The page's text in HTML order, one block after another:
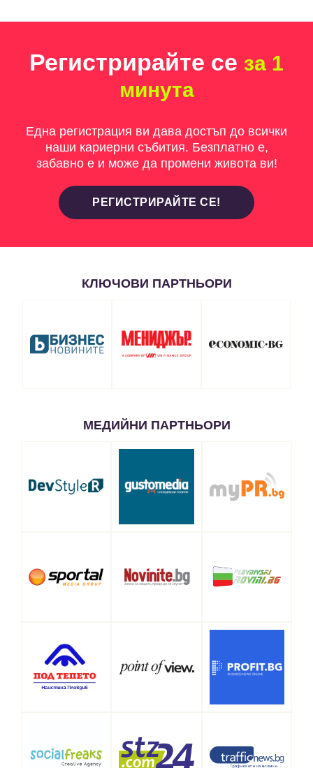
Регистрирайте се за 1
минута
Една регистрация ви дава достъп до всички
наши кариерни събития. Безплатно е,
забавно е и може да промени живота ви!
РЕГИСТРИРАЙТЕ СЕ!
КЛЮЧОВИ ПАРТНЬОРИ
МЕДИЙНИ ПАРТНЬОРИ